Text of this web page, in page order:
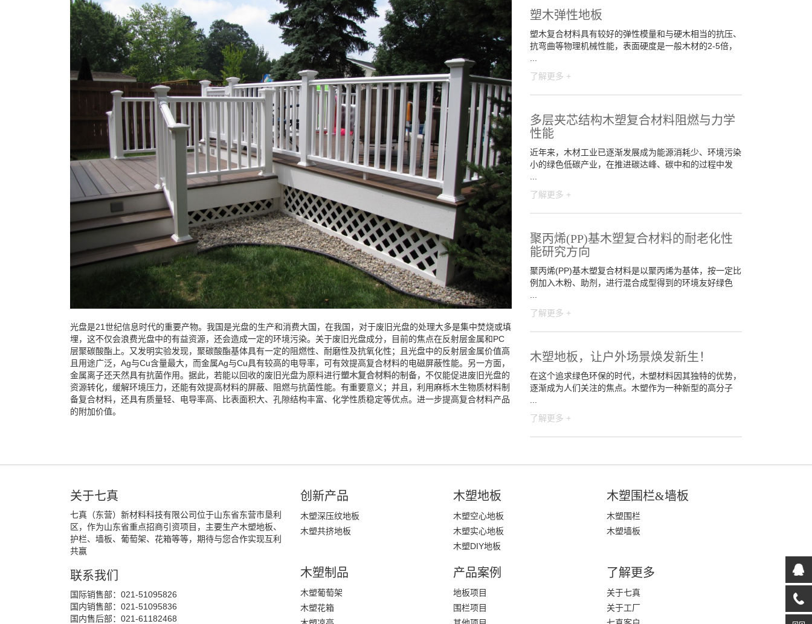
光盘是21世纪信息时代的重要产物。我国是光盘的生产和消费大国，在我国，对于废旧光盘的处理大多是集中焚烧或填
埋，这不仅会浪费光盘中的有益资源，还会造成一定的环境污染。关于废旧光盘成分，目前的焦点在反射层金属和PC
层聚碳酸酯上。又发明实验发现，聚碳酸酯基体具有一定的阻燃性、耐磨性及抗氧化性；且光盘中的反射层金属价值高
且用途广泛，Ag与Cu含量最大，而金属Ag与Cu具有较高的电导率，可有效提高复合材料的电磁屏蔽性能。另一方面，
金属离子还天然具有抗菌作用。据此，若能以回收的废旧光盘为原料进行塑木复合材料的制备，不仅能促进废旧光盘的
资源转化，缓解环境压力，还能有效提高材料的屏蔽、阻燃与抗菌性能。有重要意义；并且，利用麻栎木生物质材料制
备复合材料，还具有质量轻、电导率高、比表面积大、孔隙结构丰富、化学性质稳定等优点。进一步提高复合材料产品
的附加价值。
塑木弹性地板
塑木复合材料具有较好的弹性模量和与硬木相当的抗压、
抗弯曲等物理机械性能，表面硬度是一般木材的2-5倍，
了解更多 +
多层夹芯结构木塑复合材料阻燃与力学
性能
近年来，木材工业已逐渐发展成为能源消耗少、环境污染
小的绿色低碳产业，在推进碳达峰、碳中和的过程中发
了解更多 +
聚丙烯(PP)基木塑复合材料的耐老化性
能研究方向
聚丙烯(PP)基木塑复合材料是以聚丙烯为基体，按一定比
例加入木粉、助剂，进行混合成型得到的环境友好绿色
了解更多 +
木塑地板，让户外场景焕发新生！
在这个追求绿色环保的时代，木塑材料因其独特的优势，
逐渐成为人们关注的焦点。木塑作为一种新型的高分子
了解更多 +
关于七真
七真（东营）新材料科技有限公司位于山东省东营市垦利
区，作为山东省重点招商引资项目，主要生产木塑地板、
护栏、墙板、葡萄架、花箱等等，期待与您合作实现互利
共赢
联系我们
国际销售部：021-51095826
国内销售部：021-51095836
国内售后部：021-61182468
创新产品
木塑深压纹地板
木塑共挤地板
木塑地板
木塑空心地板
木塑实心地板
木塑DIY地板
木塑围栏&墙板
木塑围栏
木塑墙板
木塑制品
木塑葡萄架
木塑花箱
产品案例
地板项目
围栏项目
了解更多
关于七真
关于工厂